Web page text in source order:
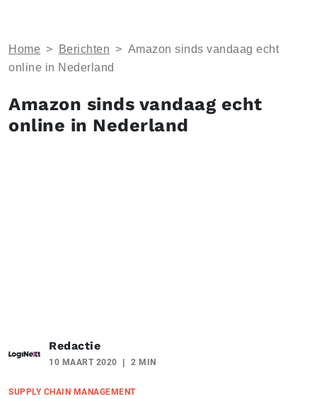
Home > Berichten > Amazon sinds vandaag echt
online in Nederland
Amazon sinds vandaag echt
online in Nederland
Redactie
10 MAART 2020 2 MIN
SUPPLY CHAIN MANAGEMENT